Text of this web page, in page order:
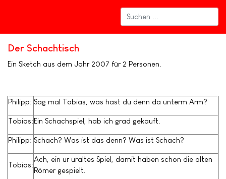
Der Schachtisch
Ein Sketch aus dem Jahr 2007 für 2 Personen.
Philipp: Sag mal Tobias, was hast du denn da unterm Arm?
Tobias:Ein Schachspiel, hab ich grad gekauft.
Philipp: Schach? Was ist das denn? Was ist Schach?
Tobias:
Ach, ein ur uraltes Spiel, damit haben schon die alten
Römer gespielt.